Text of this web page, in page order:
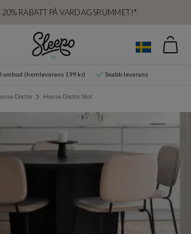
20% RABATT PÅ VARDAGSRUMMET!*
ombud (hemleverans 199 kr) Snabb leverans
Doctor House Doctor Stol